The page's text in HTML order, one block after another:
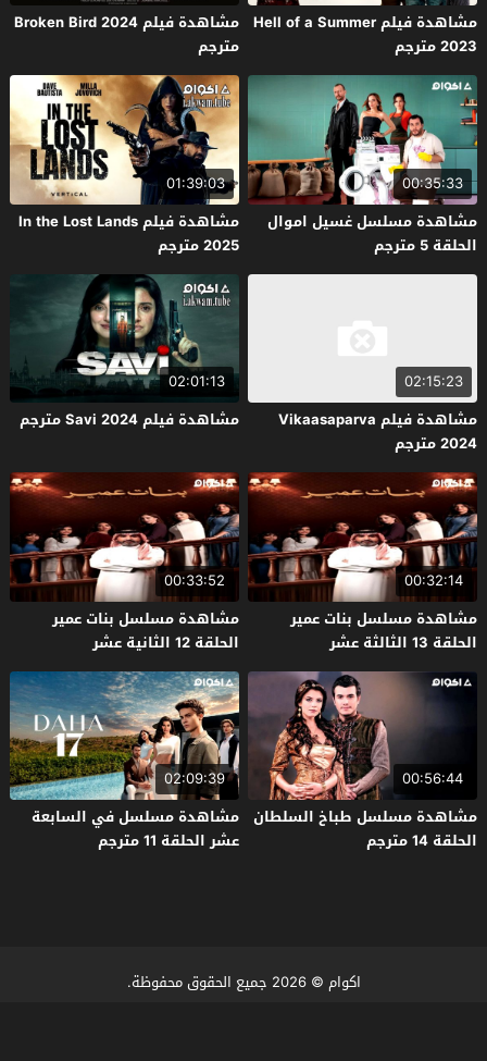
مشاهدة فيلم Hell of a Summer
2023 مترجم
مشاهدة فيلم Broken Bird 2024
مترجم
00:35:33
مشاهدة مسلسل غسيل اموال
الحلقة 5 مترجم
01:39:03
مشاهدة فيلم In the Lost Lands
2025 مترجم
02:15:23
مشاهدة فيلم Vikaasaparva
2024 مترجم
02:01:13
مشاهدة فيلم Savi 2024 مترجم
00:32:14
مشاهدة مسلسل بنات عمير
الحلقة 13 الثالثة عشر
00:33:52
مشاهدة مسلسل بنات عمير
الحلقة 12 الثانية عشر
00:56:44
مشاهدة مسلسل طباخ السلطان
الحلقة 14 مترجم
02:09:39
مشاهدة مسلسل في السابعة
عشر الحلقة 11 مترجم
اكوام © 2026 جميع الحقوق محفوظة.